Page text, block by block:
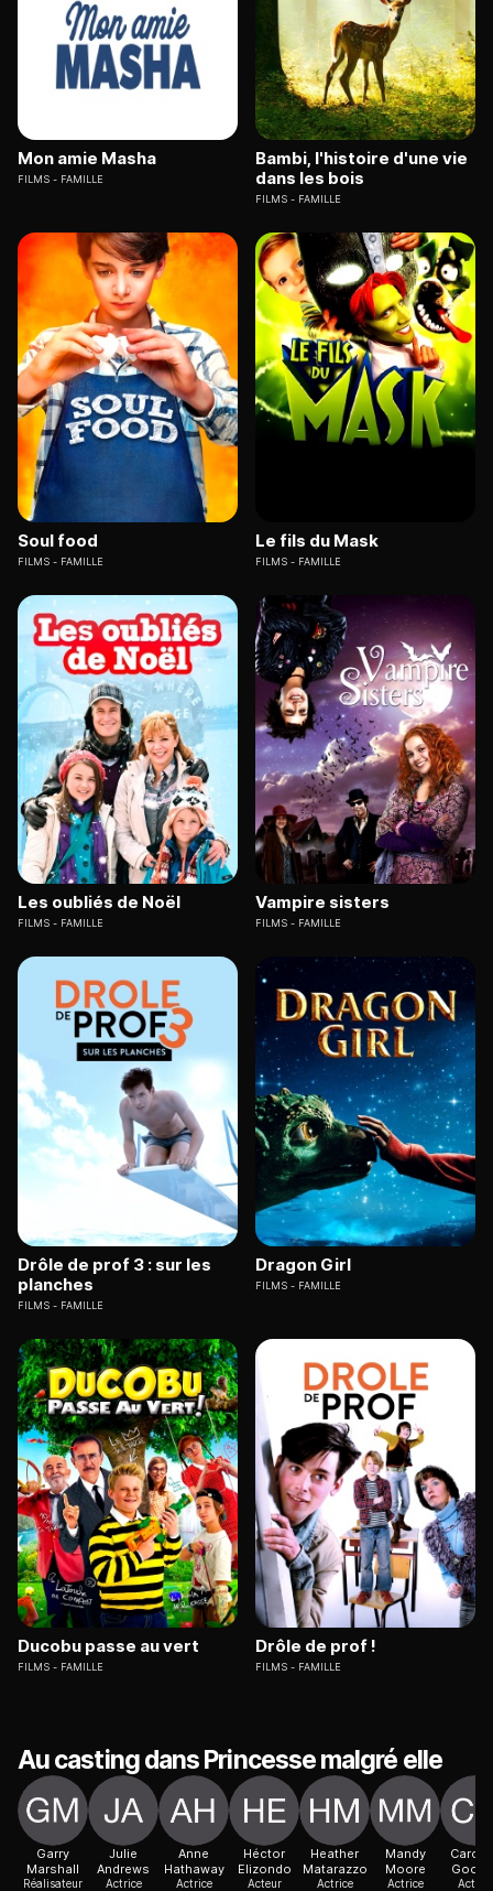
Mon amie Masha
FILMS FAMILLE
Bambi, l'histoire d'une vie
dans les bois
FILMS FAMILLE
Soul food
FILMS FAMILLE
Le fils du Mask
FILMS FAMILLE
Les oubliés de Noël
FILMS FAMILLE
Vampire sisters
FILMS FAMILLE
Drôle de prof 3 : sur les
planches
FILMS FAMILLE
Dragon Girl
FILMS FAMILLE
Ducobu passe au vert
FILMS FAMILLE
Drôle de prof !
FILMS FAMILLE
Au casting dans Princesse malgré elle
Garry
Marshall
Réalisateur
Julie
Andrews
Actrice
Anne
Hathaway
Actrice
Héctor
Elizondo
Acteur
Heather
Matarazzo
Actrice
Mandy
Moore
Actrice Actrice